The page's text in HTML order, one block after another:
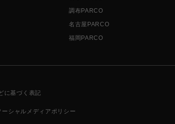
調布PARCO
名古屋PARCO
福岡PARCO
に基づく表記
ーシャルメディアポリシー